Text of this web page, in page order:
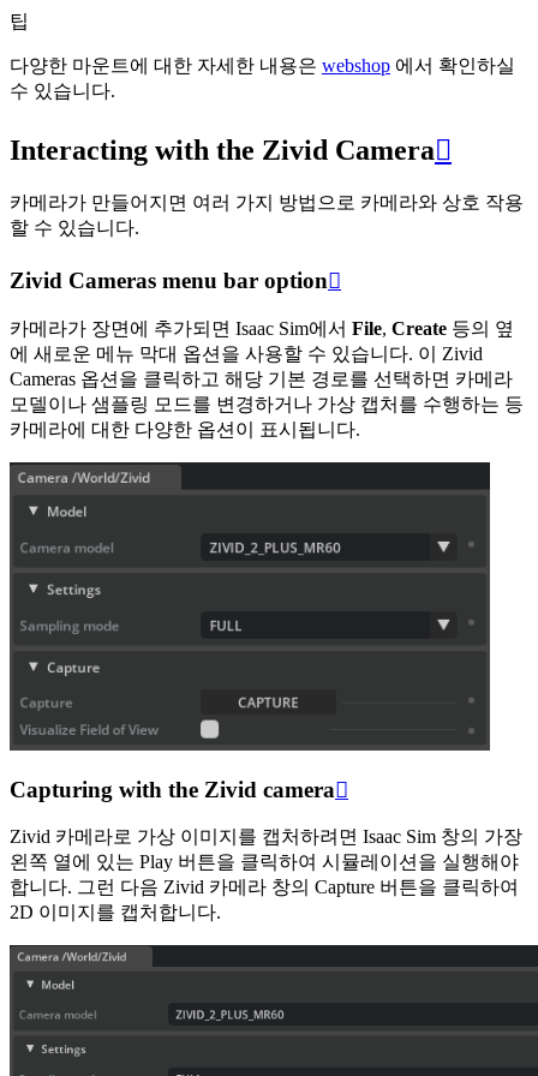
팁
다양한 마운트에 대한 자세한 내용은 webshop 에서 확인하실
수 있습니다.
Interacting with the Zivid Camera
카메라가 만들어지면 여러 가지 방법으로 카메라와 상호 작용
할 수 있습니다.
Zivid Cameras menu bar option
카메라가 장면에 추가되면 Isaac Sim에서 File, Create 등의 옆
에 새로운 메뉴 막대 옵션을 사용할 수 있습니다. 이 Zivid
Cameras 옵션을 클릭하고 해당 기본 경로를 선택하면 카메라
모델이나 샘플링 모드를 변경하거나 가상 캡처를 수행하는 등
카메라에 대한 다양한 옵션이 표시됩니다.
Capturing with the Zivid camera
Zivid 카메라로 가상 이미지를 캡처하려면 Isaac Sim 창의 가장
왼쪽 열에 있는 Play 버튼을 클릭하여 시뮬레이션을 실행해야
합니다. 그런 다음 Zivid 카메라 창의 Capture 버튼을 클릭하여
2D 이미지를 캡처합니다.